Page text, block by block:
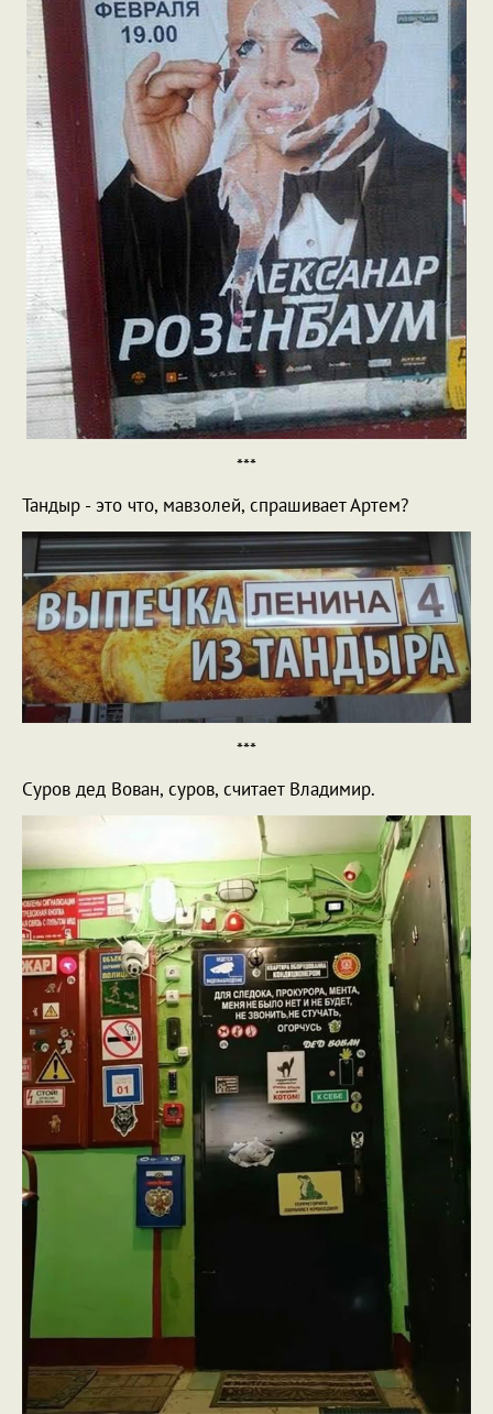
***
Тандыр - это что, мавзолей, спрашивает Артем?
***
Суров дед Вован, суров, считает Владимир.